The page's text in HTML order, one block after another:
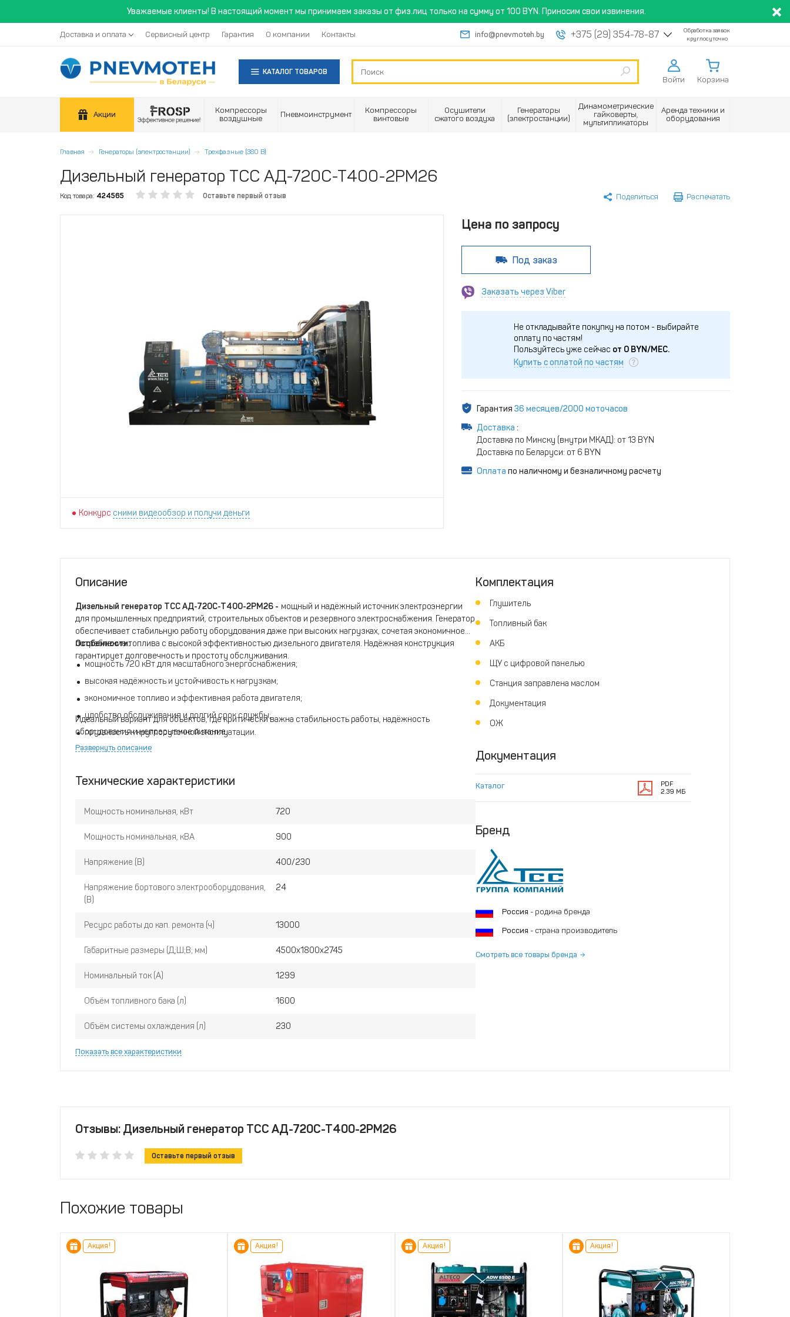
Уважаемые клиенты! В настоящий момент мы принимаем заказы от физ.лиц только на сумму от 100 BYN. Приносим свои извинения.
Доставка и оплата Сервисный центр Гарантия О компании Контакты info@pnevmoteh.by +375 (29) 354-78-87
Обработка заявок
круглосуточно
КАТАЛОГ ТОВАРОВ
Войти Корзина
Акции
Компрессоры
воздушные
Пневмоинструмент
Компрессоры
винтовые
Осушители
сжатого воздуха
Генераторы
(электростанции)
Динамометрические
гайковерты,
мультипликаторы
Аренда техники и
оборудования
Главная Генераторы (электростанции) Трехфазные (380 В)
Дизельный генератор ТСС АД-720С-Т400-2РМ26
Код товара: 424565 Оставьте первый отзыв Поделиться Распечатать
Конкурс сними видеообзор и получи деньги
Цена по запросу
Под заказ
Заказать через Viber
Не откладывайте покупку на потом - выбирайте
оплату по частям!
Пользуйтесь уже сейчас от 0BYN/МЕС.
Купить с оплатой по частям
Гарантия 36 месяцев/2000 моточасов
Доставка :
Доставка по Минску (внутри МКАД): от 13 BYN
Доставка по Беларуси: от 6 BYN
Оплата по наличному и безналичному расчету
Описание
Дизельный генератор ТСС АД-720С-Т400-2РМ26 - мощный и надёжный источник электроэнергии
для промышленных предприятий, строительных объектов и резервного электроснабжения. Генератор
обеспечивает стабильную работу оборудования даже при высоких нагрузках, сочетая экономичное
потребление топлива с высокой эффективностью дизельного двигателя. Надёжная конструкция
гарантирует долговечность и простоту обслуживания.
Особенности:
мощность 720 кВт для масштабного энергоснабжения;
высокая надёжность и устойчивость к нагрузкам;
экономичное топливо и эффективная работа двигателя;
удобство обслуживания и долгий срок службы;
готовность к круглосуточной эксплуатации.
Идеальный вариант для объектов, где критически важна стабильность работы, надёжность
оборудования и непрерывное питание.
Развернуть описание
Технические характеристики
Мощность номинальная, кВт 720
Мощность номинальная, кВА 900
Напряжение (В) 400/230
Напряжение бортового электрооборудования,
(В)
24
Ресурс работы до кап. ремонта (ч) 13000
Габаритные размеры (Д;Ш;В; мм) 4500x1800x2745
Номинальный ток (А) 1299
Объём топливного бака (л) 1600
Объём системы охлаждения (л) 230
Показать все характеристики
Комплектация
Глушитель
Топливный бак
АКБ
ЩУ с цифровой панелью
Станция заправлена маслом
Документация
ОЖ
Документация
Каталог
PDF
2.39 МБ
Бренд
Россия - родина бренда
Россия - страна производитель
Смотреть все товары бренда
Отзывы: Дизельный генератор ТСС АД-720С-Т400-2РМ26
Оставьте первый отзыв
Похожие товары
Акция! Акция! Акция! Акция!